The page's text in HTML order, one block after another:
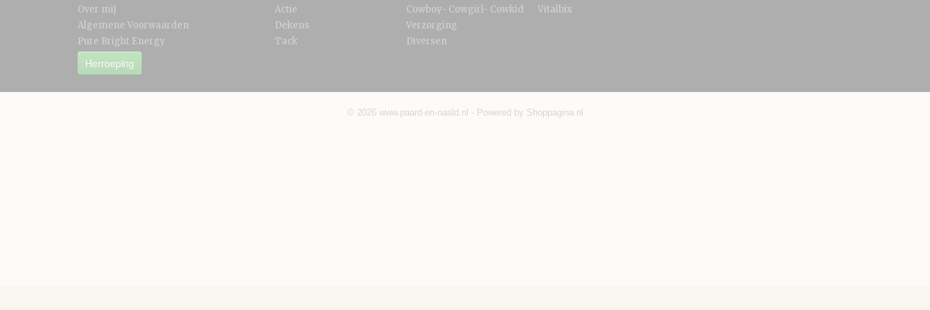
Over mij
Algemene Voorwaarden
Pure Bright Energy
Herroeping
Actie
Dekens
Tack
Cowboy- Cowgirl- Cowkid
Verzorging
Diversen
Vitalbix
© 2026 www.paard-en-naald.nl - Powered by Shoppagina.nl